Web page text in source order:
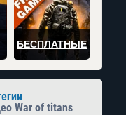
БЕСПЛАТНЫЕ
War of titans